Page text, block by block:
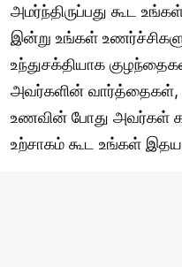
அமர்ந்திருப்பது கூட
இன்று உங்கள்
உந்துசக்தியாக
அவர்களின் வார்த்தைகள்,
உணவின் போது அவர்கள்
உற்சாகம் கூட உங்கள்